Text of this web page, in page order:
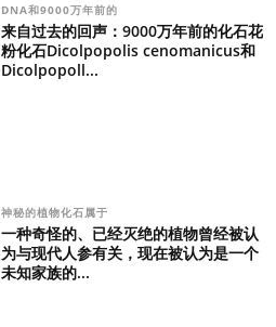
DNA和9000万年前的
来自过去的回声：9000万年前的化石花
粉化石Dicolpopolis cenomanicus和
Dicolpopoll...
神秘的植物化石属于
一种奇怪的、已经灭绝的植物曾经被认
为与现代人参有关，现在被认为是一个
未知家族的...